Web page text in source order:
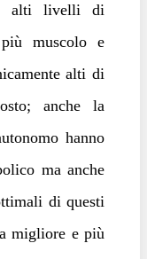
alti livelli di
muscolo e
alti di
anche la
hanno
ma anche
di questi
migliore e più